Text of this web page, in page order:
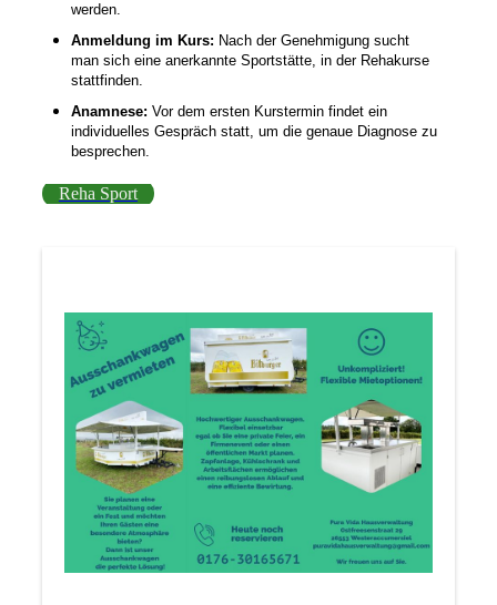
werden.
Anmeldung im Kurs: Nach der Genehmigung sucht
man sich eine anerkannte Sportstätte, in der Rehakurse
stattfinden.
Anamnese: Vor dem ersten Kurstermin findet ein
individuelles Gespräch statt, um die genaue Diagnose zu
besprechen.
Reha Sport